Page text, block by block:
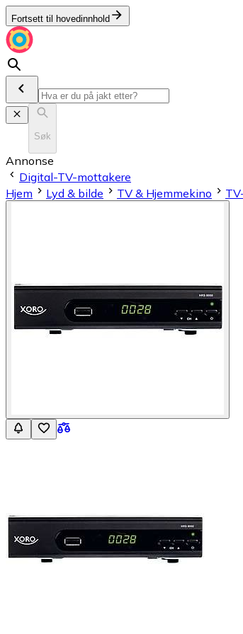
Fortsett til hovedinnhold
Søk
Annonse
Digital-TV-mottakere
Hjem
Lyd & bilde TV & Hjemmekino